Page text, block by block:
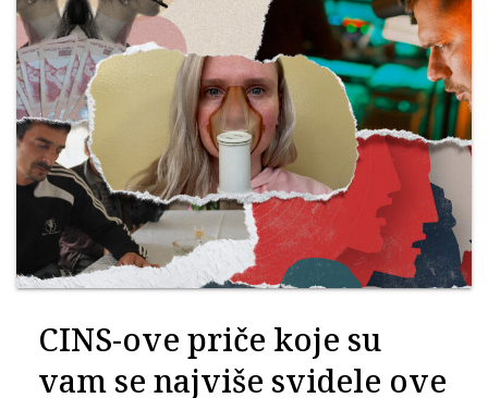
CINS-ove priče koje su
vam se najviše svidele ove